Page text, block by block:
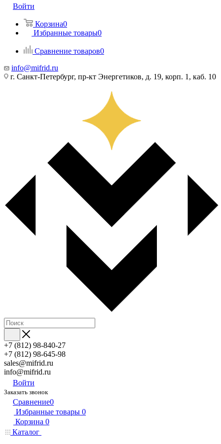
Войти
Корзина0
Избранные товары0
Сравнение товаров0
info@mifrid.ru
г. Санкт-Петербург, пр-кт Энергетиков, д. 19, корп. 1, каб. 10
+7 (812) 98-840-27
+7 (812) 98-645-98
sales@mifrid.ru
info@mifrid.ru
Войти
Заказать звонок
Сравнение0
Избранные товары 0
Корзина 0
Каталог